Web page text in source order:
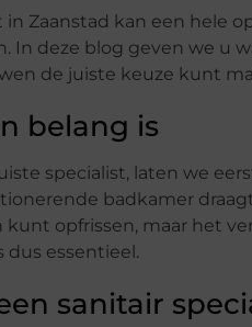
Zaanstad kan een hele
In deze blog geven we u
de juiste keuze kunt
belang is
specialist, laten we
badkamer
opfrissen, maar het
dus essentieel.
sanitair